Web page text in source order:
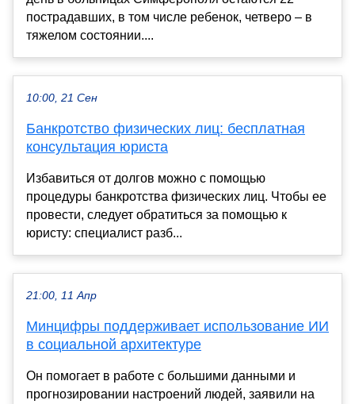
пострадавших, в том числе ребенок, четверо – в
тяжелом состоянии....
10:00, 21 Сен
Банкротство физических лиц: бесплатная
консультация юриста
Избавиться от долгов можно с помощью
процедуры банкротства физических лиц. Чтобы ее
провести, следует обратиться за помощью к
юристу: специалист разб...
21:00, 11 Апр
Минцифры поддерживает использование ИИ
в социальной архитектуре
Он помогает в работе с большими данными и
прогнозировании настроений людей, заявили на